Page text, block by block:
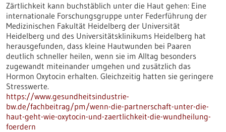
Zärtlichkeit kann buchstäblich unter die Haut gehen: Eine
internationale Forschungsgruppe unter Federführung der
Medizinischen Fakultät Heidelberg der Universität
Heidelberg und des Universitätsklinikums Heidelberg hat
herausgefunden, dass kleine Hautwunden bei Paaren
deutlich schneller heilen, wenn sie im Alltag besonders
zugewandt miteinander umgehen und zusätzlich das
Hormon Oxytocin erhalten. Gleichzeitig hatten sie geringere
Stresswerte.
https://www.gesundheitsindustrie-
bw.de/fachbeitrag/pm/wenn-die-partnerschaft-unter-die-
haut-geht-wie-oxytocin-und-zaertlichkeit-die-wundheilung-
foerdern